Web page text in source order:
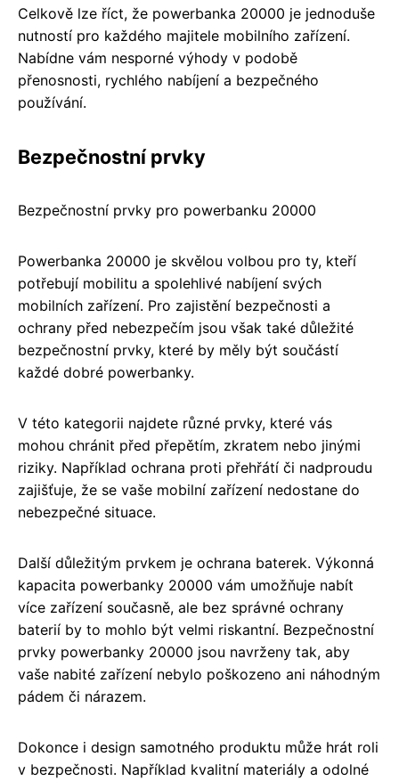
Celkově lze říct, že powerbanka 20000 je jednoduše
nutností pro každého majitele mobilního zařízení.
Nabídne vám nesporné výhody v podobě
přenosnosti, rychlého nabíjení a bezpečného
používání.
Bezpečnostní prvky
Bezpečnostní prvky pro powerbanku 20000
Powerbanka 20000 je skvělou volbou pro ty, kteří
potřebují mobilitu a spolehlivé nabíjení svých
mobilních zařízení. Pro zajistění bezpečnosti a
ochrany před nebezpečím jsou však také důležité
bezpečnostní prvky, které by měly být součástí
každé dobré powerbanky.
V této kategorii najdete různé prvky, které vás
mohou chránit před přepětím, zkratem nebo jinými
riziky. Například ochrana proti přehřátí či nadproudu
zajišťuje, že se vaše mobilní zařízení nedostane do
nebezpečné situace.
Další důležitým prvkem je ochrana baterek. Výkonná
kapacita powerbanky 20000 vám umožňuje nabít
více zařízení současně, ale bez správné ochrany
baterií by to mohlo být velmi riskantní. Bezpečnostní
prvky powerbanky 20000 jsou navrženy tak, aby
vaše nabité zařízení nebylo poškozeno ani náhodným
pádem či nárazem.
Dokonce i design samotného produktu může hrát roli
v bezpečnosti. Například kvalitní materiály a odolné